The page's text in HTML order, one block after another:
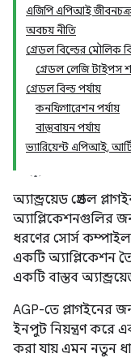
এজিপি এপিআই
অবচয় নীতি
গ্রেডল বিল্ডের মৌলিক
গ্রেডল লেজি টাইপস
গ্রেডল বিল্ড পর্যায়
কনফিগারেশন পর্যায়
বাস্তবায়ন পর্যায়
ভ্যারিয়েন্ট এপিআই,
অ্যান্ড্রয়েড গ্রেডল
অ্যাপ্লিকেশনগুলির
ধরণের সোর্স
একটি অ্যাপ্লিকেশন
একটি বাস্তব
AGP-তে প্লাগইনের
ইনপুট নিয়ন্ত্রণ করে
করা যায় এমন নতুন